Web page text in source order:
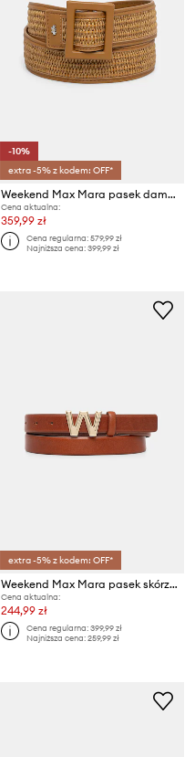
-10%
extra -5% z kodem: OFF*
Weekend Max Mara pasek damski z imitacji skóry ABOCCA
Cena aktualna:
359,99 zł
Cena regularna:579,99 zł
Najniższa cena:399,99 zł
extra -5% z kodem: OFF*
Weekend Max Mara pasek skórzany AWEST
Cena aktualna:
244,99 zł
Cena regularna:399,99 zł
Najniższa cena:259,99 zł